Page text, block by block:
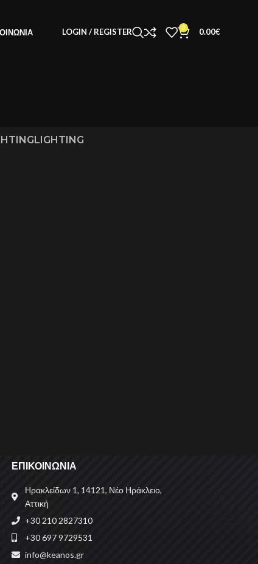
LOGIN / REGISTER 0 0.00€
LIGHTING
ΕΠΙΚΟΙΝΩΝΙΑ
Ηρακλείδων 1, 14121, Νέο Ηράκλειο,
Αττική
+30 210 2827310
+30 697 9729531
info@keanos.gr